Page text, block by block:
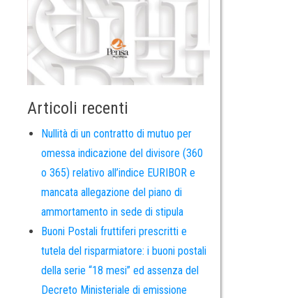
Articoli recenti
Nullità di un contratto di mutuo per
omessa indicazione del divisore (360
o 365) relativo all’indice EURIBOR e
mancata allegazione del piano di
ammortamento in sede di stipula
Buoni Postali fruttiferi prescritti e
tutela del risparmiatore: i buoni postali
della serie “18 mesi” ed assenza del
Decreto Ministeriale di emissione